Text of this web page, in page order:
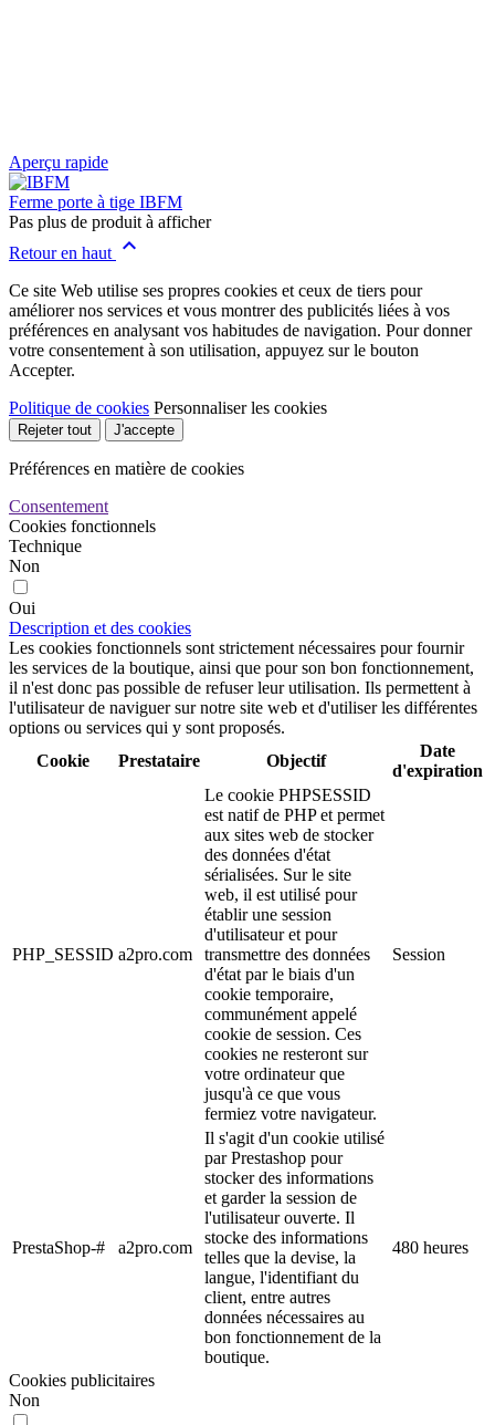
Aperçu rapide
Ferme porte à tige IBFM
Pas plus de produit à afficher
Retour en haut 
Ce site Web utilise ses propres cookies et ceux de tiers pour
améliorer nos services et vous montrer des publicités liées à vos
préférences en analysant vos habitudes de navigation. Pour donner
votre consentement à son utilisation, appuyez sur le bouton
Accepter.
Politique de cookies Personnaliser les cookies
Rejeter tout J'accepte
Préférences en matière de cookies
Consentement
Cookies fonctionnels
Technique
Non
Oui
Description et des cookies
Les cookies fonctionnels sont strictement nécessaires pour fournir
les services de la boutique, ainsi que pour son bon fonctionnement,
il n'est donc pas possible de refuser leur utilisation. Ils permettent à
l'utilisateur de naviguer sur notre site web et d'utiliser les différentes
options ou services qui y sont proposés.
Cookie
Prestataire Objectif
Date
d'expiration
PHP_SESSID a2pro.com
Le cookie PHPSESSID
est natif de PHP et permet
aux sites web de stocker
des données d'état
sérialisées. Sur le site
web, il est utilisé pour
établir une session
d'utilisateur et pour
transmettre des données
d'état par le biais d'un
cookie temporaire,
communément appelé
cookie de session. Ces
cookies ne resteront sur
votre ordinateur que
jusqu'à ce que vous
fermiez votre navigateur.
Session
PrestaShop-# a2pro.com
Il s'agit d'un cookie utilisé
par Prestashop pour
stocker des informations
et garder la session de
l'utilisateur ouverte. Il
stocke des informations
telles que la devise, la
langue, l'identifiant du
client, entre autres
données nécessaires au
bon fonctionnement de la
boutique.
480 heures
Cookies publicitaires
Non